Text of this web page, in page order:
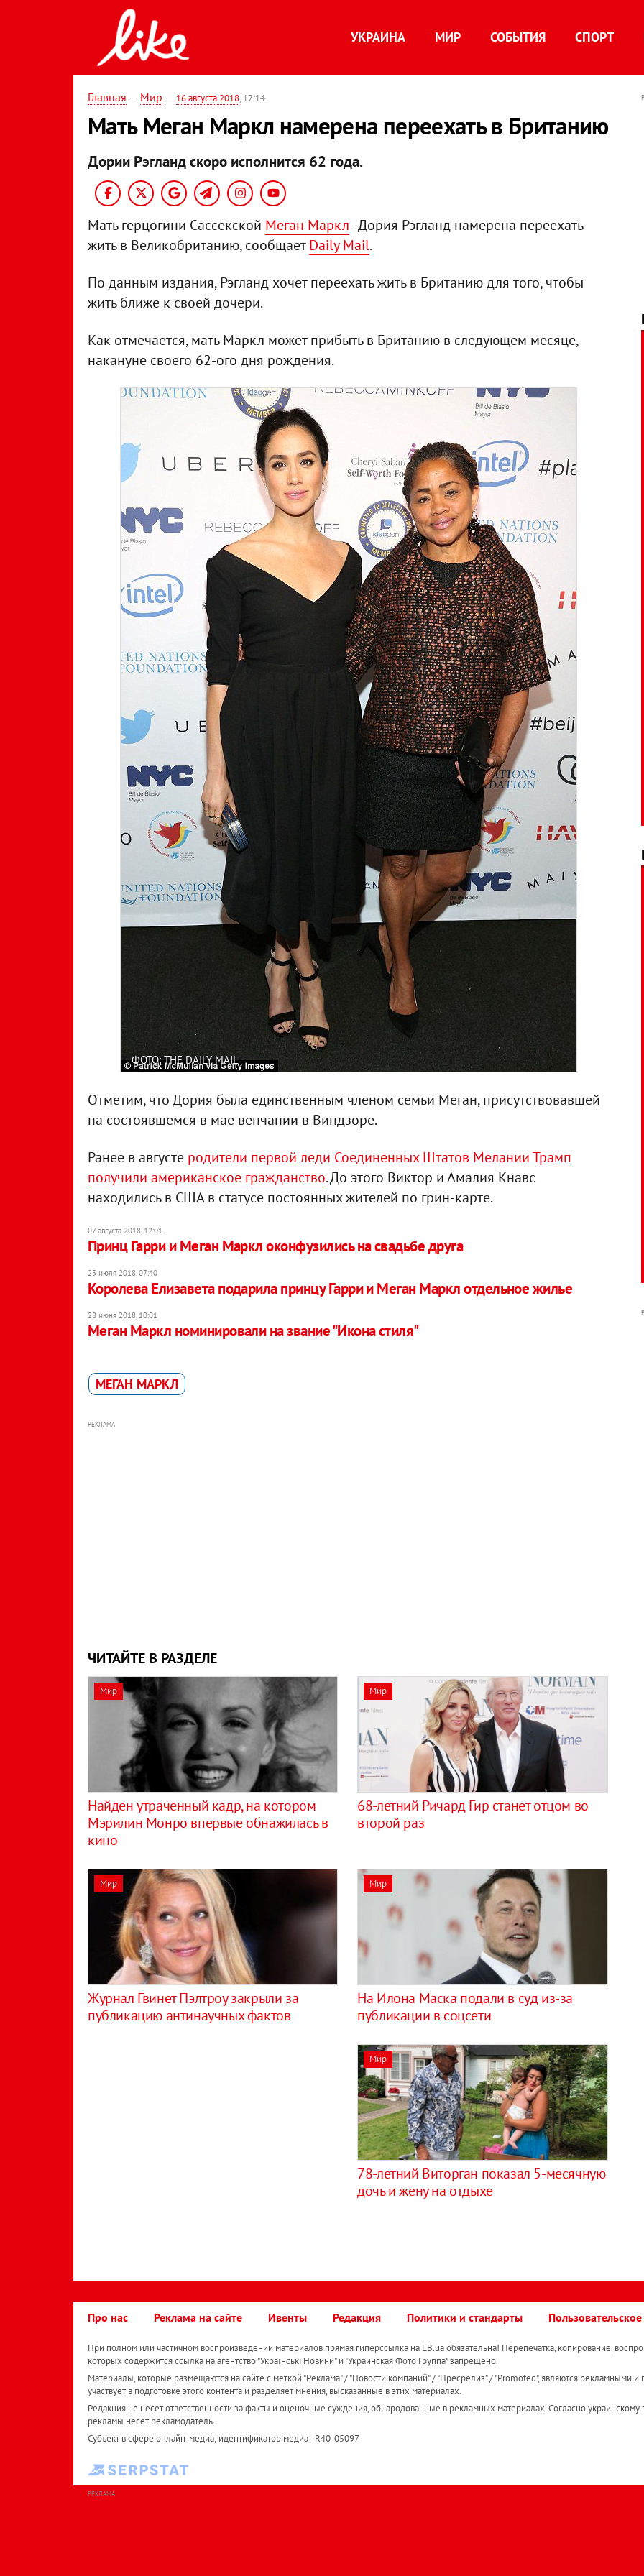
УКРАИНА МИР СОБЫТИЯ СПОРТ
Главная — Мир — 16 августа 2018, 17:14
Мать Меган Маркл намерена переехать в Британию
Дории Рэгланд скоро исполнится 62 года.
Мать герцогини Сассекской Меган Маркл- Дория Рэгланд намерена переехать
жить в Великобританию, сообщаетDaily Mail.
По данным издания, Рэгланд хочет переехать жить в Британию для того, чтобы
жить ближе к своей дочери.
Как отмечается, мать Маркл может прибыть в Британию в следующем месяце,
накануне своего 62-ого дня рождения.
ФОТО: THE DAILY MAIL
Отметим, что Дория была единственным членом семьи Меган, присутствовавшей
на состоявшемся в мае венчании в Виндзоре.
Ранее в августе родители первой леди Соединенных Штатов Мелании Трамп
получили американское гражданство. До этого Виктор и Амалия Кнавс
находились в США в статусе постоянных жителей по грин-карте.
07 августа 2018, 12:01
Принц Гарри и Меган Маркл оконфузились на свадьбе друга
25 июля 2018, 07:40
Королева Елизавета подарила принцу Гарри и Меган Маркл отдельное жилье
28 июня 2018, 10:01
Меган Маркл номинировали на звание "Икона стиля"
МЕГАН МАРКЛ
РЕКЛАМА
ЧИТАЙТЕ В РАЗДЕЛЕ
Мир
Найден утраченный кадр, на котором
Мэрилин Монро впервые обнажилась в
кино
Мир
68-летний Ричард Гир станет отцом во
второй раз
Мир
Журнал Гвинет Пэлтроу закрыли за
публикацию антинаучных фактов
Мир
На Илона Маска подали в суд из-за
публикации в соцсети
Мир
78-летний Виторган показал 5-месячную
дочь и жену на отдыхе
Про нас Реклама на сайте Ивенты Редакция Политики и стандарты
При полном или частичном воспроизведении материалов прямая гиперссылка на LB.ua обязательна! Перепечатка, копирование,
которых содержится ссылка на агентство "Українськi Новини" и "Украинская Фото Группа" запрещено.
Материалы, которые размещаются на сайте с меткой "Реклама" / "Новости компаний" / "Пресрелиз" / "Promoted", являются рекламными и
участвует в подготовке этого контента и разделяет мнения, высказанные в этих материалах.
Редакция не несет ответственности за факты и оценочные суждения, обнародованные в рекламных материалах. Согласно украинскому
рекламы несет рекламодатель.
Субъект в сфере онлайн-медиа; идентификатор медиа - R40-05097
РЕКЛАМА